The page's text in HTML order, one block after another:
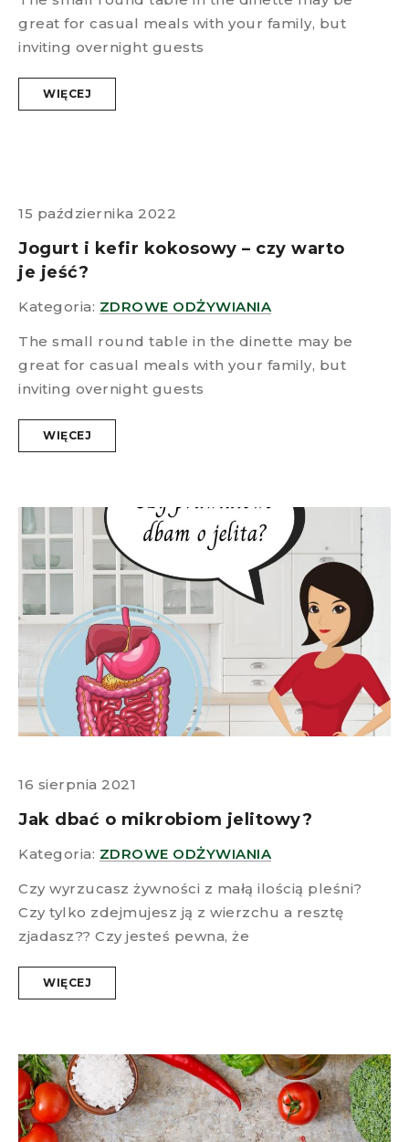
great for casual meals with your family, but
inviting overnight guests
WIĘCEJ
15 października 2022
Jogurt i kefir kokosowy – czy warto
je jeść?
Kategoria: ZDROWE ODŻYWIANIA
The small round table in the dinette may be
great for casual meals with your family, but
inviting overnight guests
WIĘCEJ
16 sierpnia 2021
Jak dbać o mikrobiom jelitowy?
Kategoria: ZDROWE ODŻYWIANIA
Czy wyrzucasz żywności z małą ilością pleśni?
Czy tylko zdejmujesz ją z wierzchu a resztę
zjadasz?? Czy jesteś pewna, że
WIĘCEJ